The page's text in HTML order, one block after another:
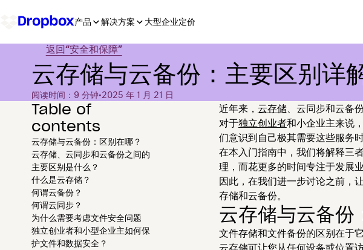
产品 解决方案 大型企业定价
返回“安全和保障”
云存储与云备份：主要区别详
阅读时间：9 分钟•2025 年 1 月 21 日
Table of
contents
云存储与云备份：区别在哪？
云存储、云同步和云备份之间的
主要区别是什么？
什么是云存储？
何谓云备份？
何谓云同步？
为什么需要考虑文件安全问题
独立创业者和小型企业主如何保
护文件和数据安全？
近年来， 云存储、云同步和云备
对于独立创业者和小企业主来说
们意识到自己极其需要这些服务
在本入门指南中，我们将解释三
理，而花更多的时间专注于发展业
因此，在我们进一步讨论之前，
存储和云备份。
云存储与云备份
文件存储和文件备份的区别在于
云存储可让您从任何设备或位置